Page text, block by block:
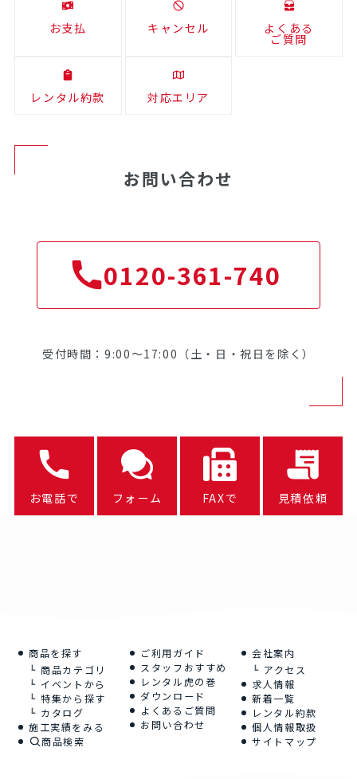
お支払 キャンセル よくある
ご質問
レンタル約款 対応エリア
お問い合わせ
0120-361-740
受付時間：9:00～17:00（土・日・祝日を除く）
お電話で フォーム FAXで 見積依頼
商品を探す
商品カテゴリ
イベントから
特集から探す
カタログ
施工実績をみる
商品検索
ご利用ガイド
スタッフおすすめ
レンタル虎の巻
ダウンロード
よくあるご質問
お問い合わせ
会社案内
アクセス
求人情報
新着一覧
レンタル約款
個人情報取扱
サイトマップ